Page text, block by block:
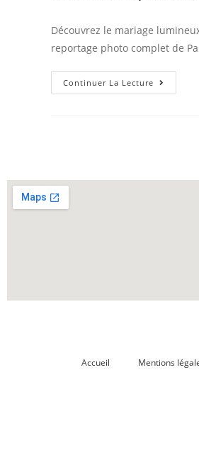
Découvrez le mariage
reportage photo complet de
Continuer La Lecture
Accueil Mentions